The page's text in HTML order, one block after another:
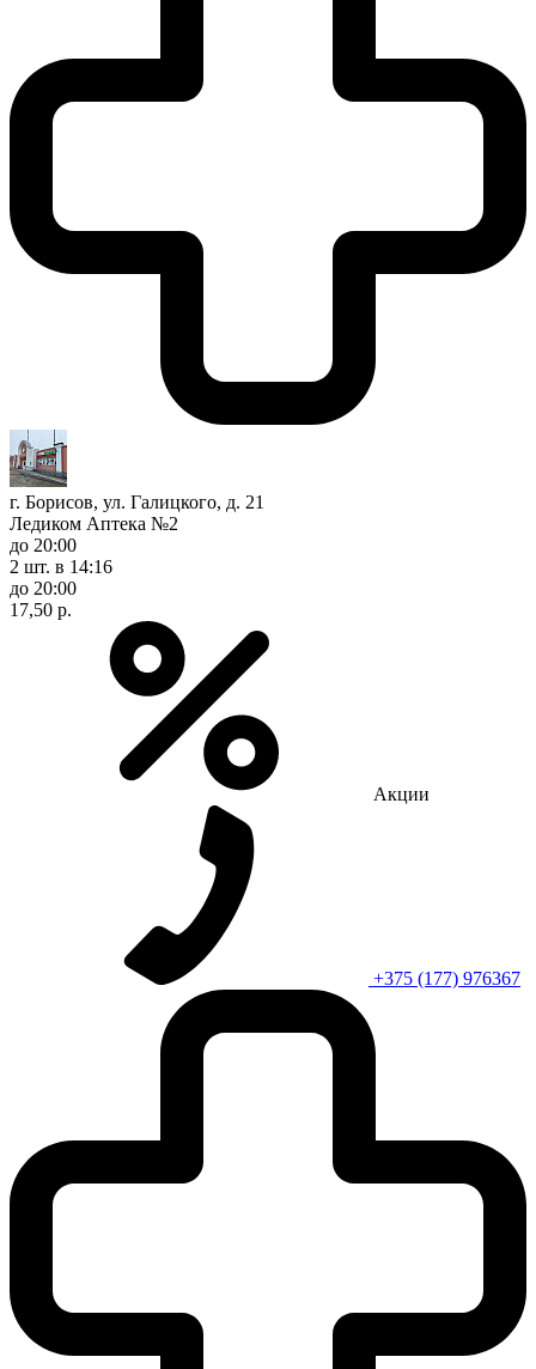
г. Борисов, ул. Галицкого, д. 21
Ледиком Аптека №2
до 20:00
2 шт. в 14:16
до 20:00
17,50 р.
Акции
+375 (177) 976367